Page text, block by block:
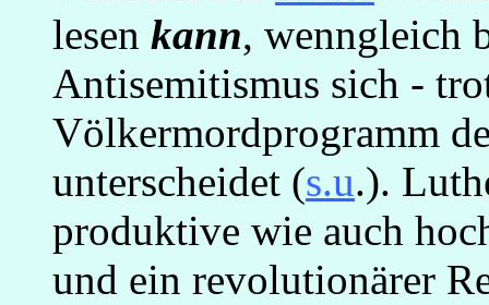
lesen kann, wenngleich
Antisemitismus sich -
Völkermordprogramm
unterscheidet (s.u.).
produktive wie auch
und ein revolutionärer